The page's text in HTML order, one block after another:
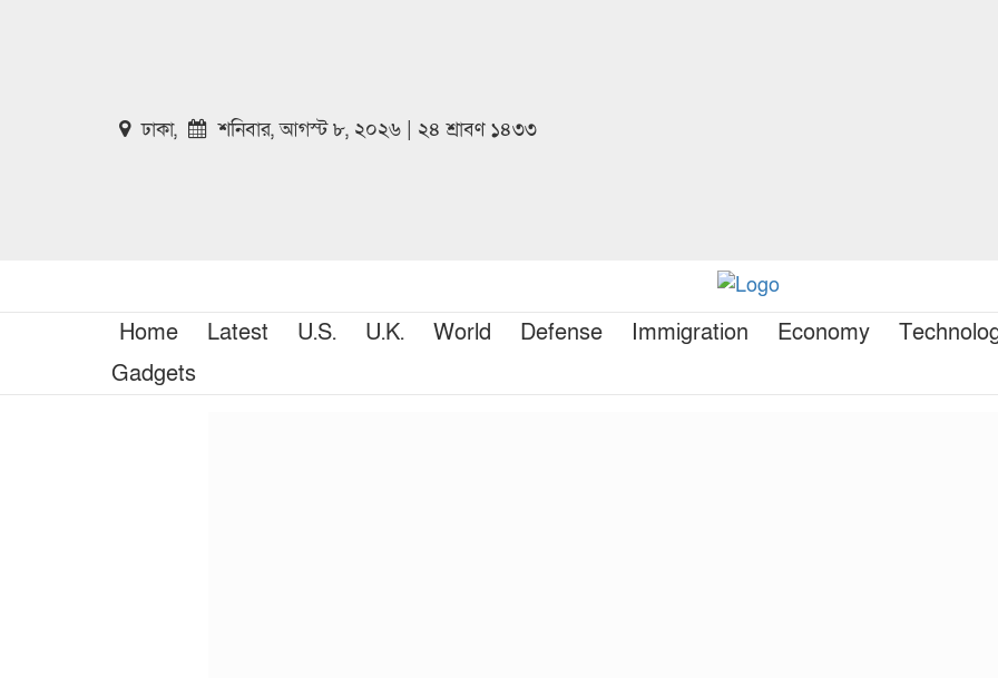
ঢাকা, শনিবার, আগস্ট ৮, ২০২৬ | ২৪ শ্রাবণ ১৪৩৩
Home Latest U.S. U.K. World Defense Immigration Economy
Gadgets